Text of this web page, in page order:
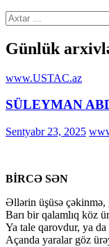
Axtarış:
Günlük
www.USTAC.az
SÜLEYMAN
Sentyabr 23, 2025
BİRCƏ SƏN
Əllərin üşüsə çəkinmə,
Barı bir qalamlıq köz
Ya tale qarovdur, ya da
Açanda yaralar göz